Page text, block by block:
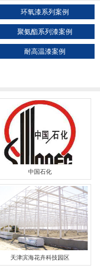
环氧漆系列案例
聚氨酯系列漆案例
耐高温漆案例
中国石化
天津滨海花卉科技园区